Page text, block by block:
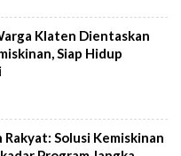
Klaten Dientaskan
Siap Hidup
Rakyat: Solusi Kemiskinan